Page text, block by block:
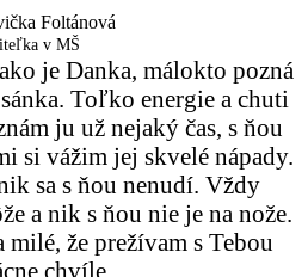
Foltánová
v MŠ
je Danka, málokto pozná
Toľko energie a chuti
ju už nejaký čas, s ňou
si vážim jej skvelé nápady.
sa s ňou nenudí. Vždy
a nik s ňou nie je na nože.
že prežívam s Tebou
chvíle.